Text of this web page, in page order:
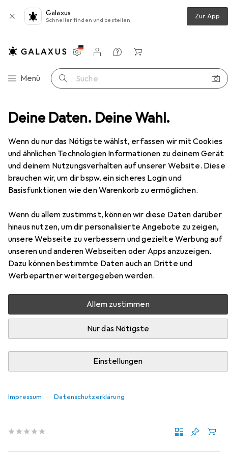
Deine Daten. Deine Wahl.
Wenn du nur das Nötigste wählst, erfassen wir mit Cookies
und ähnlichen Technologien Informationen zu deinem Gerät
und deinem Nutzungsverhalten auf unserer Website. Diese
brauchen wir, um dir bspw. ein sicheres Login und
Basisfunktionen wie den Warenkorb zu ermöglichen.
Wenn du allem zustimmst, können wir diese Daten darüber
hinaus nutzen, um dir personalisierte Angebote zu zeigen,
unsere Webseite zu verbessern und gezielte Werbung auf
unseren und anderen Webseiten oder Apps anzuzeigen.
Dazu können bestimmte Daten auch an Dritte und
Werbepartner weitergegeben werden.
Allem zustimmen
Nur das Nötigste
Einstellungen
Impressum Datenschutzerklärung
Galaxus
Schneller finden und bestellen Zur App
Navigation nach Kategorien
Menü Suche
Einstellungen
Kundenkonto
Vergleichslisten
Merklisten
Warenkorb
Schalter + Taster Merten Wechseltaster-Einsatz
EUR
74,89
MertenWechseltaster-Einsatz
Zubehör für Merten
Wechseltaster-Einsatz
Hier findest du passendes Zubehör zum Produkt Merten
Wechseltaster-Einsatz aus der Kategorie
Werkzeugwagen + Montagewagen.
Relevanz